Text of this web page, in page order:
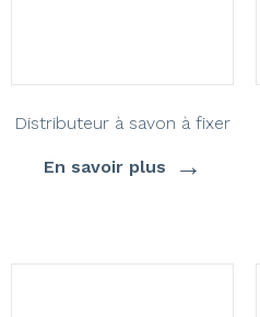
Distributeur à savon à fixer
En savoir plus →